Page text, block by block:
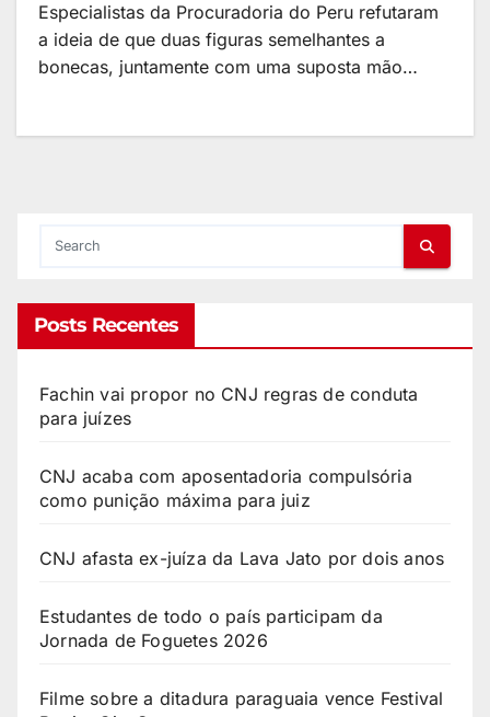
Especialistas da Procuradoria do Peru refutaram
a ideia de que duas figuras semelhantes a
bonecas, juntamente com uma suposta mão…
Posts Recentes
Fachin vai propor no CNJ regras de conduta
para juízes
CNJ acaba com aposentadoria compulsória
como punição máxima para juiz
CNJ afasta ex-juíza da Lava Jato por dois anos
Estudantes de todo o país participam da
Jornada de Foguetes 2026
Filme sobre a ditadura paraguaia vence Festival